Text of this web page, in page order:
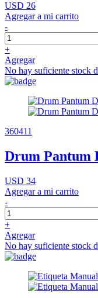
USD 26
Agregar a mi carrito
-
+
Agregar
No hay suficiente stock
360411
Drum Pantum
USD 34
Agregar a mi carrito
-
+
Agregar
No hay suficiente stock